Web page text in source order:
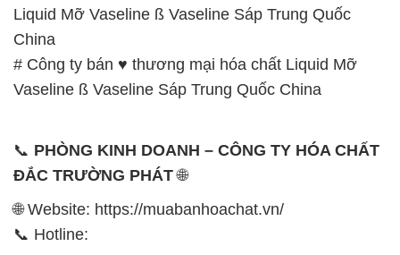
Liquid Mỡ Vaseline ß Vaseline Sáp Trung Quốc
China
# Công ty bán ♥ thương mại hóa chất Liquid Mỡ
Vaseline ß Vaseline Sáp Trung Quốc China
📞 PHÒNG KINH DOANH – CÔNG TY HÓA CHẤT
ĐẮC TRƯỜNG PHÁT🌐
🌐 Website: https://muabanhoachat.vn/
📞 Hotline: